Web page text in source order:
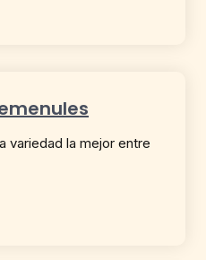
variedad la mejor entre